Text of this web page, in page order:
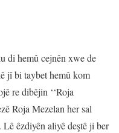
di hemû cejnên xwe de
jî bi taybet hemû kom
re dibêjin ‘‘Roja
Roja Mezelan her sal
êzdiyên aliyê deştê ji ber